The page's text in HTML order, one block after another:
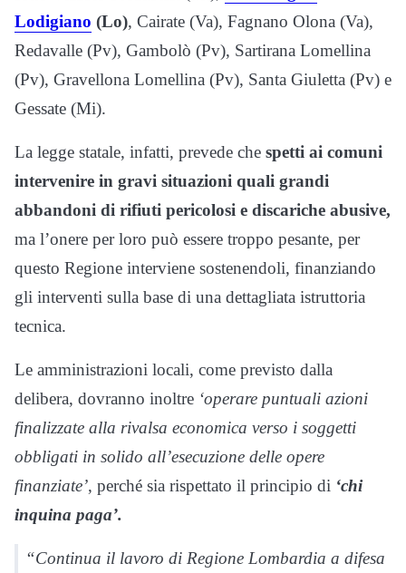
Lodigiano (Lo), Cairate (Va), Fagnano Olona (Va),
Redavalle (Pv), Gambolò (Pv), Sartirana Lomellina
(Pv), Gravellona Lomellina (Pv), Santa Giuletta (Pv) e
Gessate (Mi).
La legge statale, infatti, prevede che spetti ai comuni
intervenire in gravi situazioni quali grandi
abbandoni di rifiuti pericolosi e discariche abusive,
ma l’onere per loro può essere troppo pesante, per
questo Regione interviene sostenendoli, finanziando
gli interventi sulla base di una dettagliata istruttoria
tecnica.
Le amministrazioni locali, come previsto dalla
delibera, dovranno inoltre ‘operare puntuali azioni
finalizzate alla rivalsa economica verso i soggetti
obbligati in solido all’esecuzione delle opere
finanziate’, perché sia rispettato il principio di ‘chi
inquina paga’.
“Continua il lavoro di Regione Lombardia a difesa